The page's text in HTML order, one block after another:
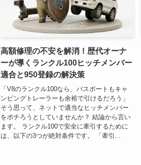
高額修理の不安を解消！歴代オーナ
ーが導くランクル100ヒッチメンバー
適合と950登録の解決策
「V8のランクル100なら、バスボートもキャ
ンピングトレーラーも余裕で引けるだろう」
そう思って、ネットで適当なヒッチメンバー
をポチろうとしていませんか？ 結論から言い
ます。 ランクル100で安全に牽引するために
は、以下の3つが絶対条件です。 「牽引...